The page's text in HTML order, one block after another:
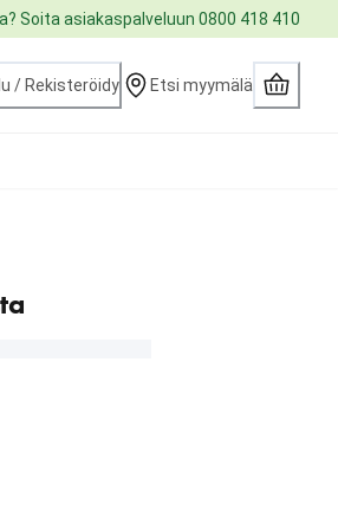
Soita asiakaspalveluun 0800 418 410
/ Rekisteröidy Etsi myymälä